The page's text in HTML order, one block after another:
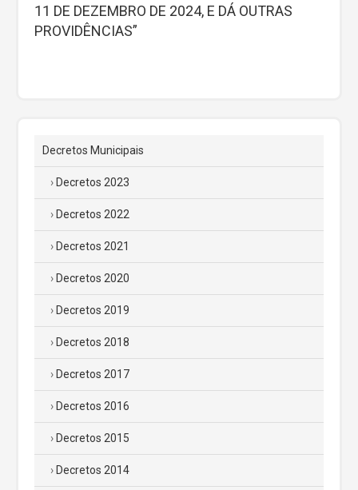
11 DE DEZEMBRO DE 2024, E DÁ OUTRAS
PROVIDÊNCIAS”
Decretos Municipais
Decretos 2023
Decretos 2022
Decretos 2021
Decretos 2020
Decretos 2019
Decretos 2018
Decretos 2017
Decretos 2016
Decretos 2015
Decretos 2014